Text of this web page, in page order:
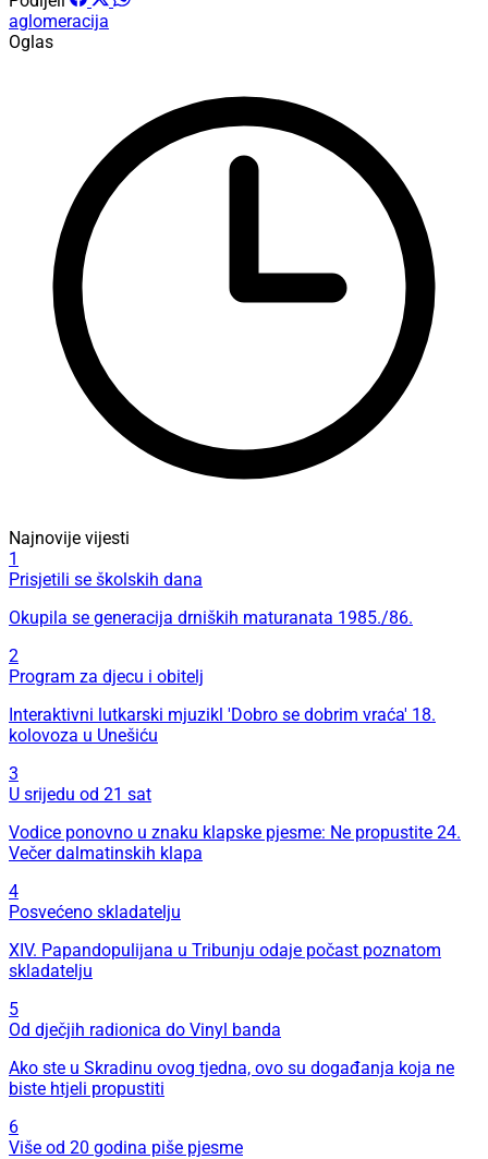
aglomeracija
Oglas
Najnovije vijesti
1
Prisjetili se školskih dana
Okupila se generacija drniških maturanata 1985./86.
2
Program za djecu i obitelj
Interaktivni lutkarski mjuzikl 'Dobro se dobrim vraća' 18.
kolovoza u Unešiću
3
U srijedu od 21 sat
Vodice ponovno u znaku klapske pjesme: Ne propustite 24.
Večer dalmatinskih klapa
4
Posvećeno skladatelju
XIV. Papandopulijana u Tribunju odaje počast poznatom
skladatelju
5
Od dječjih radionica do Vinyl banda
Ako ste u Skradinu ovog tjedna, ovo su događanja koja ne
biste htjeli propustiti
6
Više od 20 godina piše pjesme